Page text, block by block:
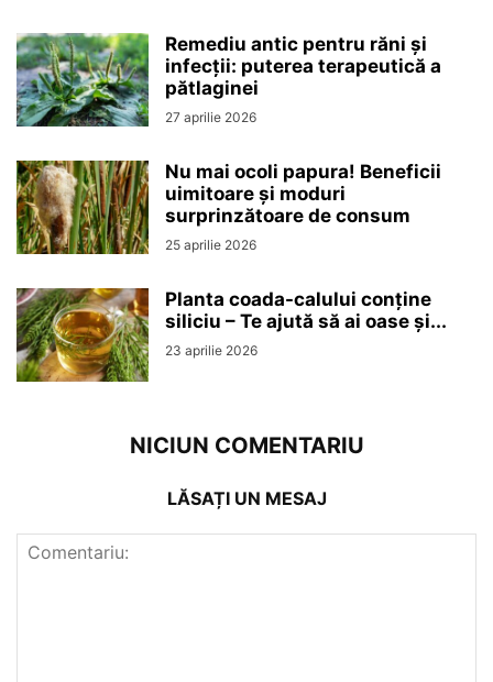
Remediu antic pentru răni și
infecții: puterea terapeutică a
pătlaginei
27 aprilie 2026
Nu mai ocoli papura! Beneficii
uimitoare și moduri
surprinzătoare de consum
25 aprilie 2026
Planta coada-calului conține
siliciu – Te ajută să ai oase și...
23 aprilie 2026
NICIUN COMENTARIU
LĂSAȚI UN MESAJ